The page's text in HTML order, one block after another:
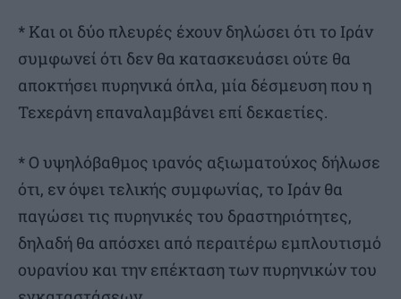
* Και οι δύο πλευρές έχουν δηλώσει ότι το Ιράν
συμφωνεί ότι δεν θα κατασκευάσει ούτε θα
αποκτήσει πυρηνικά όπλα, μία δέσμευση που η
Τεχεράνη επαναλαμβάνει επί δεκαετίες.
* Ο υψηλόβαθμος ιρανός αξιωματούχος δήλωσε
ότι, εν όψει τελικής συμφωνίας, το Ιράν θα
παγώσει τις πυρηνικές του δραστηριότητες,
δηλαδή θα απόσχει από περαιτέρω εμπλουτισμό
ουρανίου και την επέκταση των πυρηνικών του